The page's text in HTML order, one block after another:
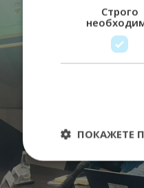
Строго
ПОКАЖЕТЕ